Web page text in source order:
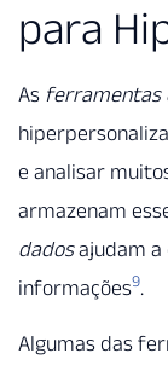
para
As ferramentas
e analisar
armazenam
dadosajudam a
informações9.
Algumas das